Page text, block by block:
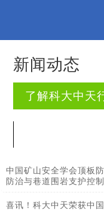
新闻动态
了解科大中天
中国矿山安全学会顶板
防治与巷道围岩支护控
喜讯！科大中天荣获中